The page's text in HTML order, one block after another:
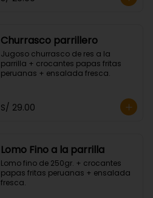
Churrasco parrillero
Jugoso churrasco de res a la
parrilla + crocantes papas fritas
peruanas + ensalada fresca.
S/ 29.00
Lomo Fino a la parrilla
Lomo fino de 250gr. + crocantes
papas fritas peruanas + ensalada
fresca.